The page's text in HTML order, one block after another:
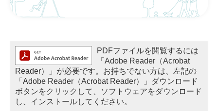
PDFファイルを閲覧するには
「Adobe Reader（Acrobat
Reader）」が必要です。お持ちでない方は、左記の
「Adobe Reader（Acrobat Reader）」ダウンロード
ボタンをクリックして、ソフトウェアをダウンロード
し、インストールしてください。